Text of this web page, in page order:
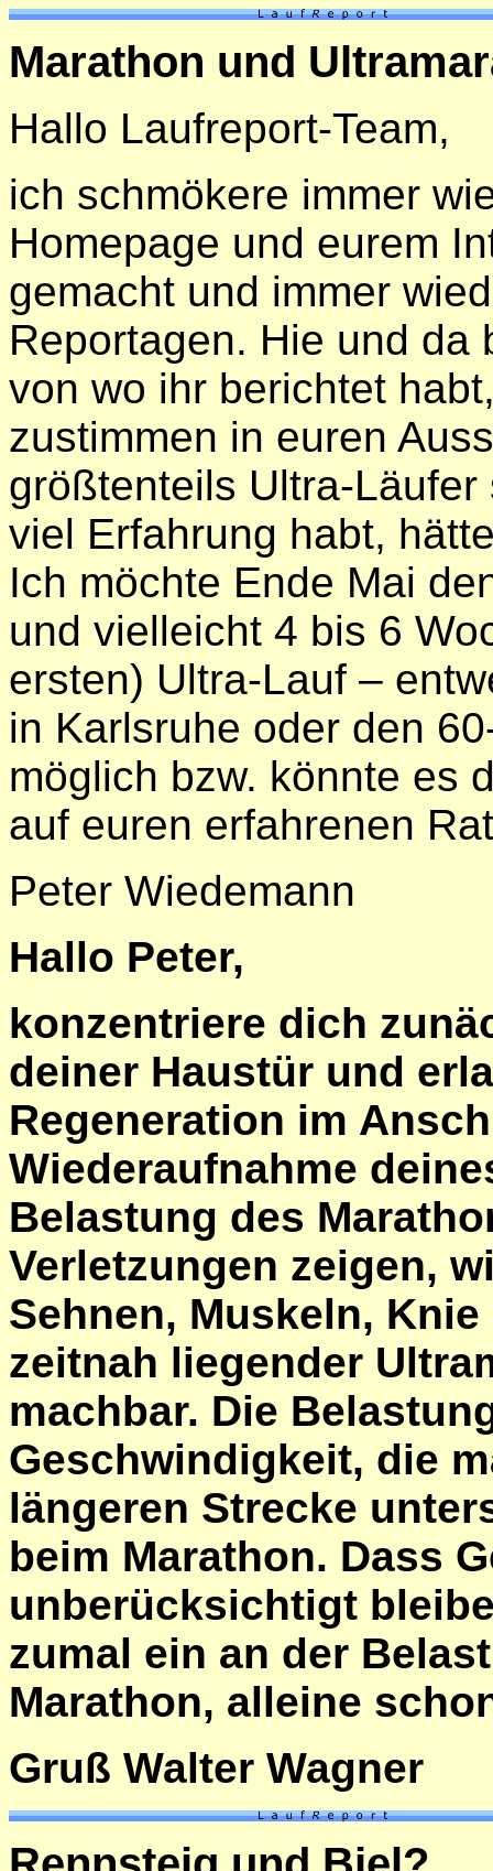
Marathon und
Hallo Laufreport-Team,
ich schmökere immer
Homepage und eurem
gemacht und immer
Reportagen. Hie und da
von wo ihr berichtet
zustimmen in euren
größtenteils Ultra-
viel Erfahrung habt,
Ich möchte Ende Mai
und vielleicht 4 bis 6
ersten) Ultra-Lauf –
in Karlsruhe oder den
möglich bzw. könnte es
auf euren erfahrenen
Peter Wiedemann
Hallo Peter,
konzentriere dich
deiner Haustür und
Regeneration im
Wiederaufnahme
Belastung des
Verletzungen zeigen,
Sehnen, Muskeln,
zeitnah liegender
machbar. Die
Geschwindigkeit, die
längeren Strecke
beim Marathon. Dass
unberücksichtigt
zumal ein an der
Marathon, alleine
Gruß Walter Wagner